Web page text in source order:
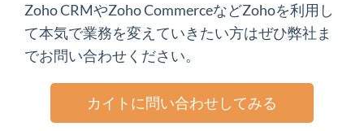
Zoho CRMやZoho CommerceなどZohoを利用し
て本気で業務を変えていきたい方はぜひ弊社ま
でお問い合わせください。
カイトに問い合わせしてみる